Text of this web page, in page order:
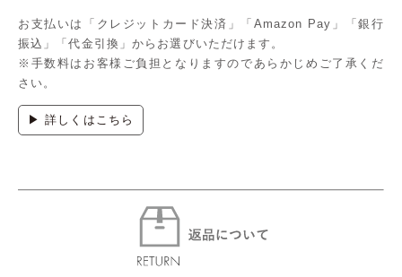
お支払いは「クレジットカード決済」「Amazon Pay」「銀行
振込」「代金引換」からお選びいただけます。
※手数料はお客様ご負担となりますのであらかじめご了承くだ
さい。
▶ 詳しくはこちら